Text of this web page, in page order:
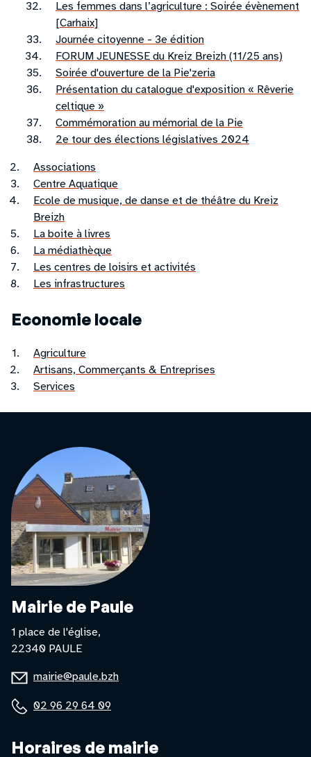
Les femmes dans l’agriculture : Soirée évènement
[Carhaix]
Journée citoyenne - 3e édition
FORUM JEUNESSE du Kreiz Breizh (11/25 ans)
Soirée d'ouverture de la Pie'zeria
Présentation du catalogue d'exposition « Rêverie
celtique »
Commémoration au mémorial de la Pie
2e tour des élections législatives 2024
Associations
Centre Aquatique
Ecole de musique, de danse et de théâtre du Kreiz
Breizh
La boite à livres
La médiathèque
Les centres de loisirs et activités
Les infrastructures
Economie locale
Agriculture
Artisans, Commerçants & Entreprises
Services
Mairie de Paule
1 place de l'église,
22340 PAULE
E-
:
mairie@paule.bzh
Téléphone
02 96 29 64 09
Horaires de mairie